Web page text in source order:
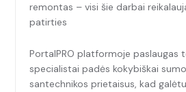
remontas – visi šie darbai
patirties
PortalPRO platformoje paslaugas
specialistai padės kokybiškai
santechnikos prietaisus, kad